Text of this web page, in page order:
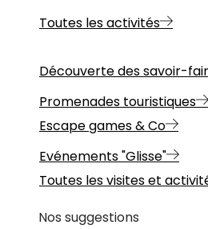
Toutes les activités
Découverte des savoir-
Promenades touristiques
Escape games & Co
Evénements "Glisse"
Toutes les visites et
Nos suggestions